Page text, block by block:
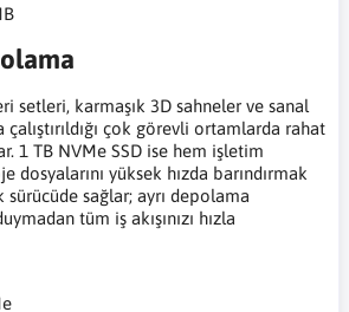
setleri, karmaşık 3D sahneler ve sanal
çok görevli ortamlarda rahat
1 TB NVMe SSD ise hem işletim
dosyalarını yüksek hızda barındırmak
sürücüde sağlar; ayrı depolama
tüm iş akışınızı hızla